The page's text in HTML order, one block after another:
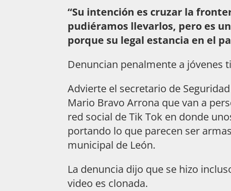
“Su intención es cruzar la
pudiéramos llevarlos, pero es
porque su legal estancia en el
Denuncian penalmente a jóvenes
Advierte el secretario de
Mario Bravo Arrona que van a
red social de Tik Tok en donde
portando lo que parecen ser
municipal de León.
La denuncia dijo que se hizo
video es clonada.